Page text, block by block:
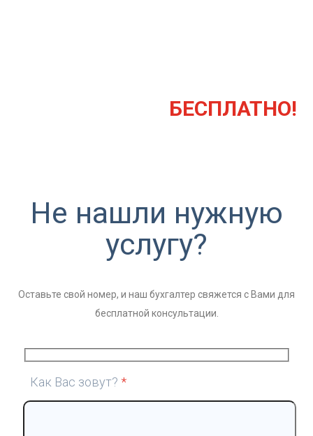
БЕСПЛАТНО!
Не нашли нужную
услугу?
Оставьте свой номер, и наш бухгалтер свяжется с Вами для
бесплатной консультации.
Как Вас зовут? *